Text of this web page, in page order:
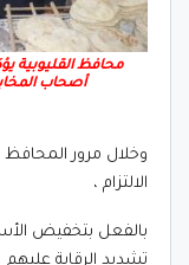
محافظ القليوبية
أصحاب
وخلال مرور المحافظ
الالتزام ،
بالفعل بتخفيض
تشديد الرقابة عليهم